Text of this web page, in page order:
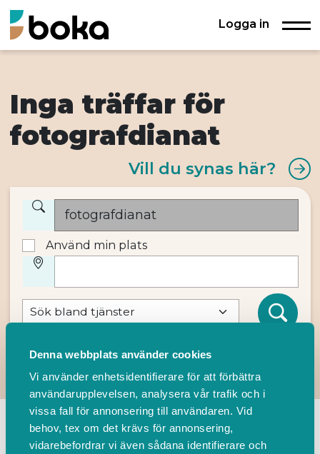
Denna webbplats använder cookies
Vi använder enhetsidentifierare för att förbättra
användarupplevelsen, analysera vår trafik och i
vissa fall för annonsering till användaren. Vid
behov, tex om det krävs för annonsering,
vidarebefordrar vi även sådana identifierare och
Logga in
Använd min plats
Inga träffar för
fotografdianat
Vill du synas här?
TILLBAKA